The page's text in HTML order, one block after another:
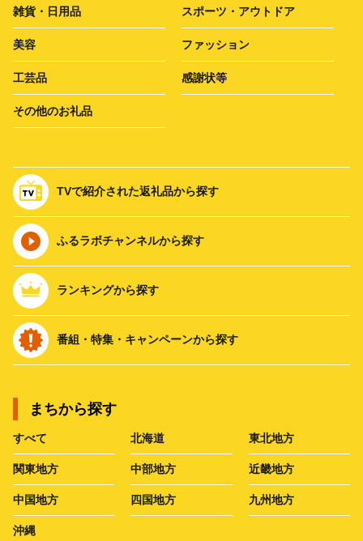
雑貨・日用品 スポーツ・アウトドア
美容 ファッション
工芸品 感謝状等
その他のお礼品
TVで紹介された返礼品から探す
ふるラボチャンネルから探す
ランキングから探す
番組・特集・キャンペーンから探す
まちから探す
すべて 北海道 東北地方
関東地方 中部地方 近畿地方
中国地方 四国地方 九州地方
沖縄